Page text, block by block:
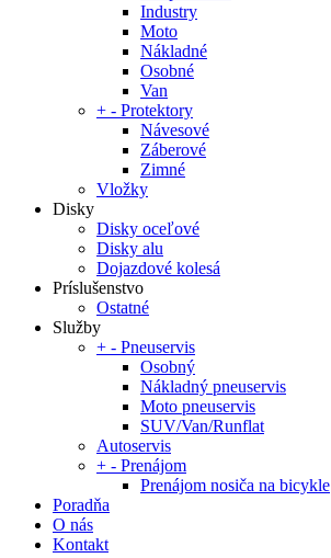
Industry
Moto
Nákladné
Osobné
Van
+ - Protektory
Návesové
Záberové
Zimné
Vložky
Disky
Disky oceľové
Disky alu
Dojazdové kolesá
Príslušenstvo
Ostatné
Služby
+ - Pneuservis
Osobný
Nákladný pneuservis
Moto pneuservis
SUV/Van/Runflat
Autoservis
+ - Prenájom
Prenájom nosiča na bicykle
Poradňa
O nás
Kontakt